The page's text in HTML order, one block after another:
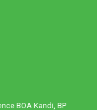
BOA Kandi, BP